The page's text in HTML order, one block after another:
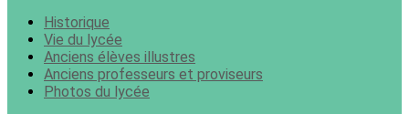
Historique
Vie du lycée
Anciens élèves illustres
Anciens professeurs et proviseurs
Photos du lycée